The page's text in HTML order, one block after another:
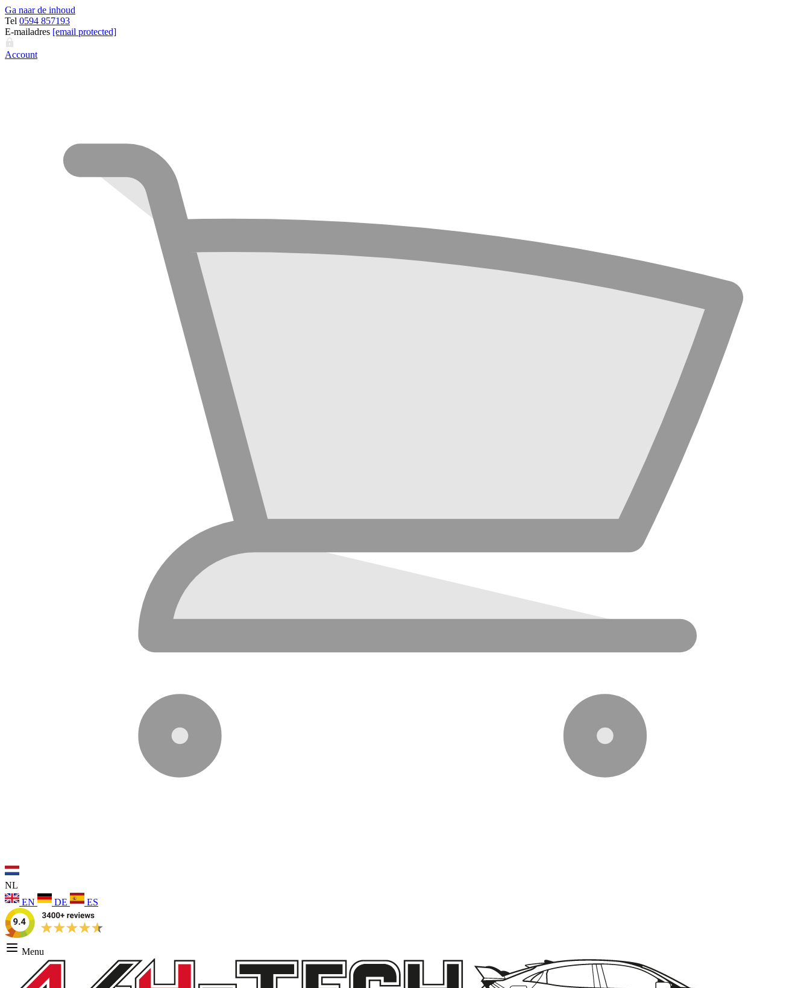
Ga naar de inhoud
Tel 0594 857193
E-mailadres [email protected]
Account
NL
EN
DE ES
Menu